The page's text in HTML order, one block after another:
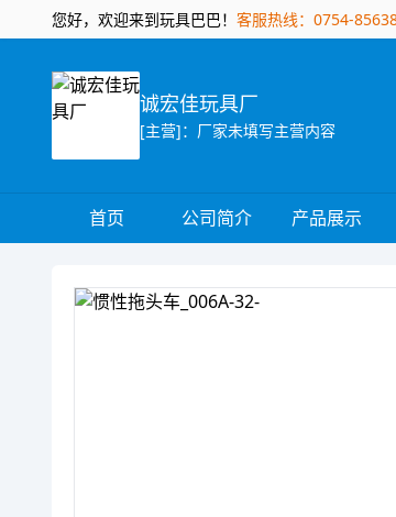
您好，欢迎来到玩具巴巴！ 客服热线：0754-
诚宏佳玩具厂
[主营]：厂家未填写主营内容
首页 公司简介 产品展示